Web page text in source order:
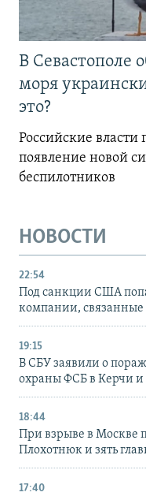
В Севастополе
моря
это?
Российские власти
появление новой
беспилотников
НОВОСТИ
22:54
Под санкции США
компании, связанные
19:15
В СБУ заявили о
охраны ФСБ в Керчи и
18:44
При взрыве в Москве
Плохотнюк и зять
17:40